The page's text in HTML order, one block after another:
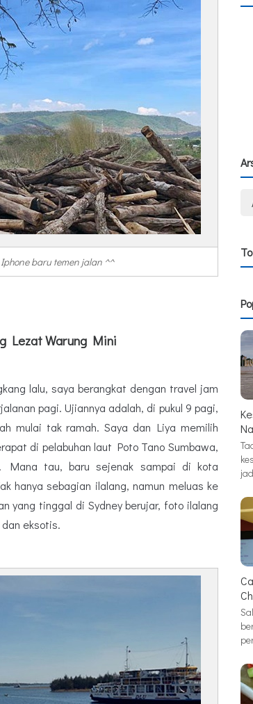
baru temen jalan ^^
Lezat Warung Mini
lalu, saya berangkat dengan travel jam
pagi. Ujiannya adalah, di pukul 9 pagi,
mulai tak ramah. Saya dan Liya memilih
di pelabuhan laut Poto Tano Sumbawa,
Mana tau, baru sejenak sampai di kota
hanya sebagian ilalang, namun meluas ke
yang tinggal di Sydney berujar, foto ilalang
eksotis.